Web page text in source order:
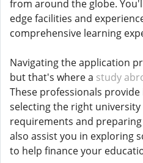
from around the globe.
edge facilities and
comprehensive learning
Navigating the application
but that's where a study
These professionals
selecting the right
requirements and
also assist you in exploring
to help finance your